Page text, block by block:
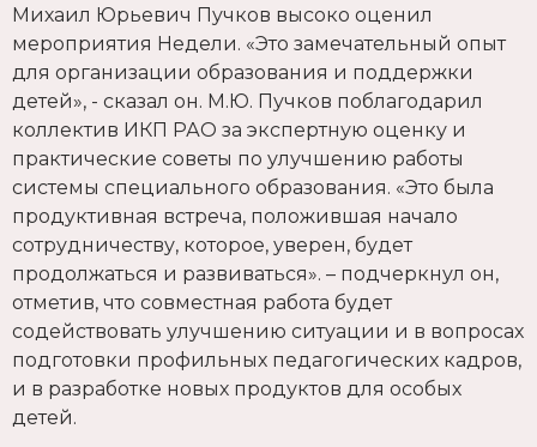
Михаил Юрьевич Пучков высоко оценил
мероприятия Недели. «Это замечательный опыт
для организации образования и поддержки
детей», - сказал он. М.Ю. Пучков поблагодарил
коллектив ИКП РАО за экспертную оценку и
практические советы по улучшению работы
системы специального образования. «Это была
продуктивная встреча, положившая начало
сотрудничеству, которое, уверен, будет
продолжаться и развиваться». – подчеркнул он,
отметив, что совместная работа будет
содействовать улучшению ситуации и в вопросах
подготовки профильных педагогических кадров,
и в разработке новых продуктов для особых
детей.